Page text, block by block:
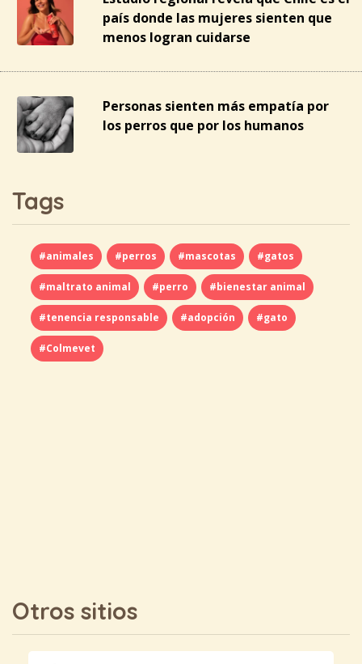
país donde las mujeres sienten que
menos logran cuidarse
Personas sienten más empatía por
los perros que por los humanos
Tags
#animales #perros #mascotas #gatos
#maltrato animal #perro #bienestar animal
#tenencia responsable #adopción #gato
#Colmevet
Otros sitios